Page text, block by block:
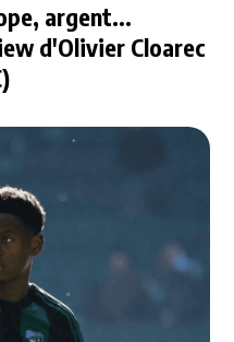
argent...
d'Olivier Cloarec